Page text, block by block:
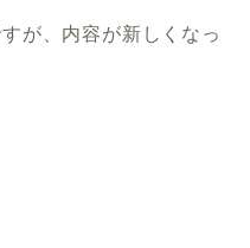
が、内容が新しくなっ